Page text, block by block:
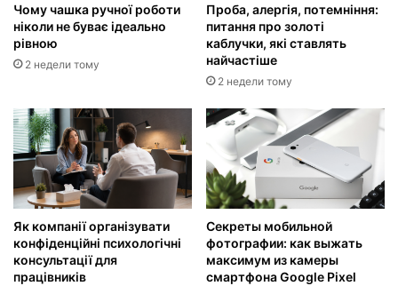
Чому чашка ручної роботи
ніколи не буває ідеально
рівною
2 недели тому
Проба, алергія, потемніння:
питання про золоті
каблучки, які ставлять
найчастіше
2 недели тому
Як компанії організувати
конфіденційні психологічні
консультації для
працівників
Секреты мобильной
фотографии: как выжать
максимум из камеры
смартфона Google Pixel